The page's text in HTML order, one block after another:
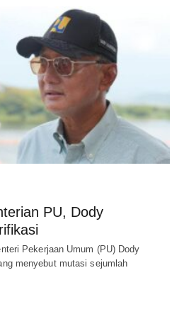
PU, Dody
Pekerjaan Umum (PU) Dody
menyebut mutasi sejumlah